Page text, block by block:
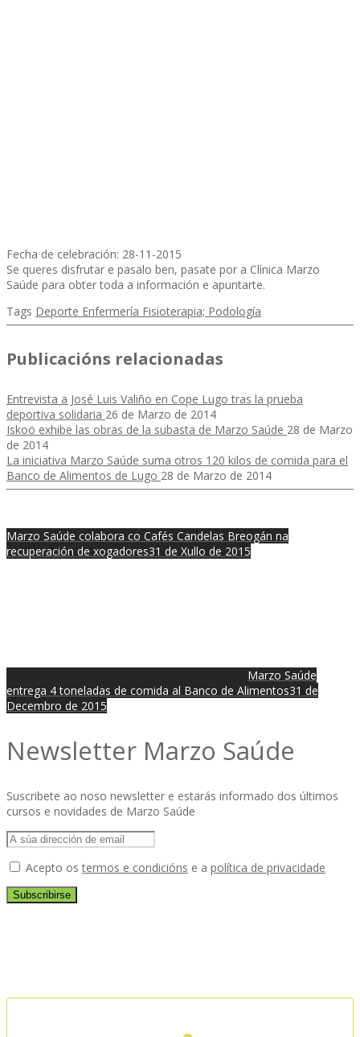
Fecha de celebración: 28-11-2015
Se queres disfrutar e pasalo ben, pasate por a Clínica Marzo
Saúde para obter toda a información e apuntarte.
Tags Deporte Enfermería Fisioterapia; Podología
Publicacións relacionadas
Entrevista a José Luis Valiño en Cope Lugo tras la prueba
deportiva solidaria 26 de Marzo de 2014
Iskoö exhibe las obras de la subasta de Marzo Saúde 28 de Marzo
de 2014
La iniciativa Marzo Saúde suma otros 120 kilos de comida para el
Banco de Alimentos de Lugo 28 de Marzo de 2014
Marzo Saúde colabora co Cafés Candelas Breogán na
recuperación de xogadores31 de Xullo de 2015
Marzo Saúde
entrega 4 toneladas de comida al Banco de Alimentos31 de
Decembro de 2015
Newsletter Marzo Saúde
Suscribete ao noso newsletter e estarás informado dos últimos
cursos e novidades de Marzo Saúde
Acepto ostermos e condicións e a política de privacidade